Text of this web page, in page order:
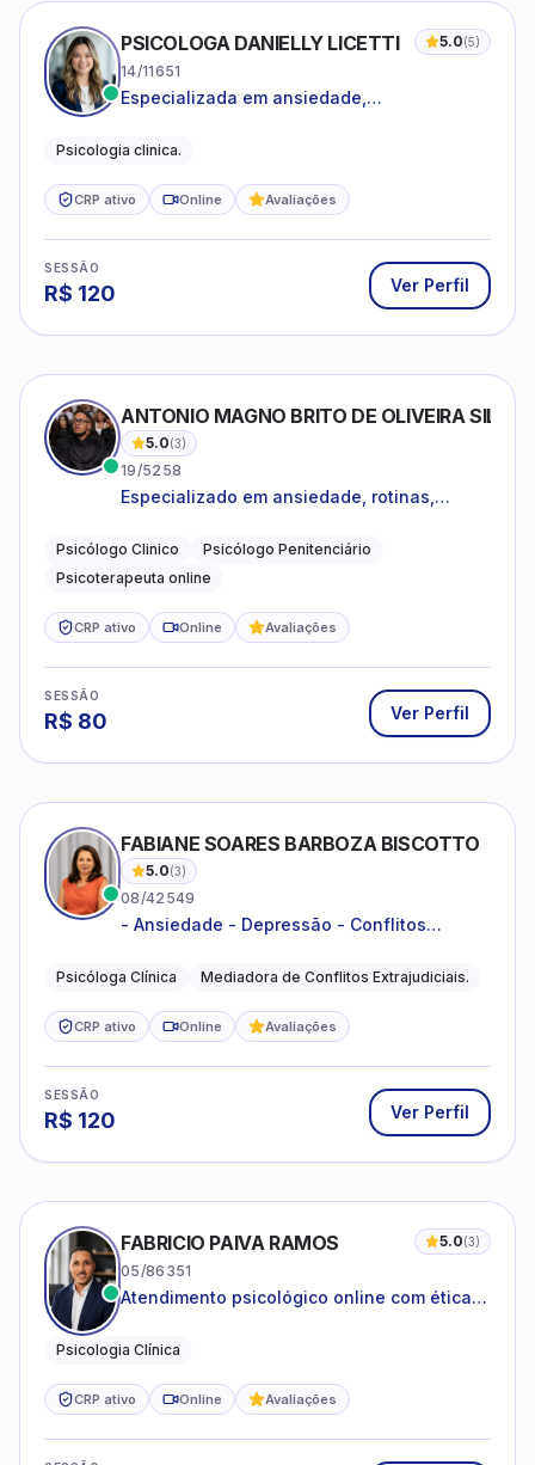
PSICOLOGA DANIELLY LICETTI 5.0(5)
14/11651
Especializada em ansiedade,
Psicologia clinica.
CRP ativo Online Avaliações
SESSÃO
R$ 120 Ver Perfil
ANTONIO MAGNO BRITO DE OLIVEIRA SILVA
5.0(3)
19/5258
Especializado em ansiedade, rotinas,
familiares e questões comportamentais.
Psicólogo Clinico
Psicólogo Penitenciário
Psicoterapeuta online
CRP ativo Online Avaliações
SESSÃO
R$ 80 Ver Perfil
FABIANE SOARES BARBOZA BISCOTTO
5.0(3)
08/42549
- Ansiedade - Depressão - Conflitos
relacionamentos - Autoestima -
Psicóloga Clínica Mediadora de Conflitos Extrajudiciais.
CRP ativo Online Avaliações
SESSÃO
R$ 120 Ver Perfil
FABRICIO PAIVA RAMOS 5.0(3)
05/86351
Atendimento psicológico online com ética,
Psicologia Clínica
CRP ativo Online Avaliações